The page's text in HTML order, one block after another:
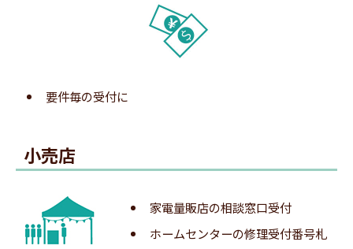
順番が近づくとLINEに呼出メッセージが届きま
す。
※配信タイミングの設定に従って、メッセージは自動で送信さ
メーラーが起動したら、空メールを送信します。
ページを開くと、現在のお呼出番号を確認できま
要件毎の受付に
小売店
家電量販店の相談窓口受付
ホームセンターの修理受付番号札